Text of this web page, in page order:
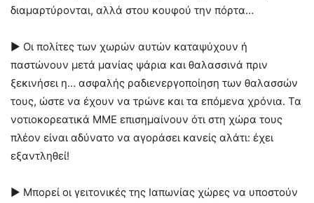
διαμαρτύρονται, αλλά στου κουφού την πόρτα…
► Οι πολίτες των χωρών αυτών καταψύχουν ή
παστώνουν μετά μανίας ψάρια και θαλασσινά πριν
ξεκινήσει η… ασφαλής ραδιενεργοποίηση των θαλασσών
τους, ώστε να έχουν να τρώνε και τα επόμενα χρόνια. Τα
νοτιοκορεατικά ΜΜΕ επισημαίνουν ότι στη χώρα τους
πλέον είναι αδύνατο να αγοράσει κανείς αλάτι: έχει
εξαντληθεί!
► Μπορεί οι γειτονικές της Ιαπωνίας χώρες να υποστούν